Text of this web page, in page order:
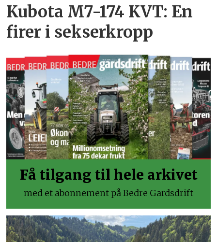
Kubota M7-174 KVT: En
firer i sekserkropp
Få tilgang til hele arkivet
med et abonnement på Bedre Gardsdrift